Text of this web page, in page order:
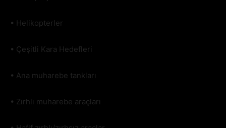
• Helikopterler
• Çeşitli Kara Hedefleri
• Ana muharebe tankları
• Zırhlı muharebe araçları